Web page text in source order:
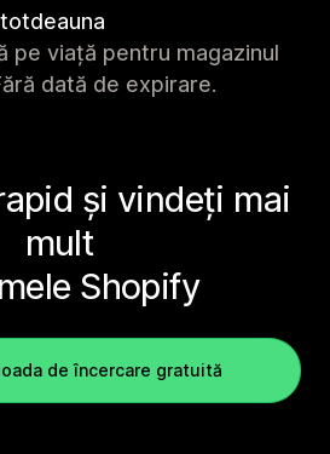
pe viață pentru magazinul
dată de expirare.
și vindeți mai
mult
Shopify
de încercare gratuită